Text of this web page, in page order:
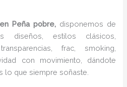
en Peña pobre, disponemos de
diseños, estilos clásicos,
frac, smoking,
con movimiento, dándote
lo que siempre soñaste.